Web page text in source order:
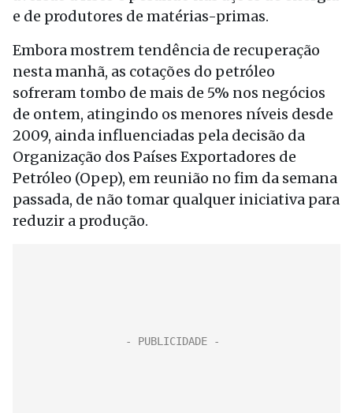
e de produtores de matérias-primas.
Embora mostrem tendência de recuperação
nesta manhã, as cotações do petróleo
sofreram tombo de mais de 5% nos negócios
de ontem, atingindo os menores níveis desde
2009, ainda influenciadas pela decisão da
Organização dos Países Exportadores de
Petróleo (Opep), em reunião no fim da semana
passada, de não tomar qualquer iniciativa para
reduzir a produção.